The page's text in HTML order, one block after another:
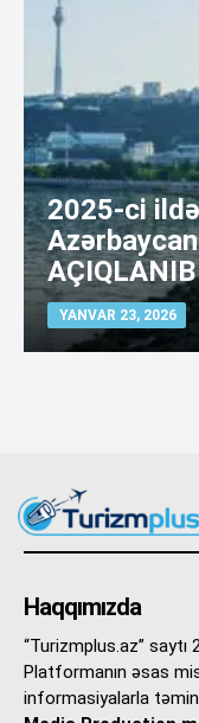
2025-ci
AÇIQLANIB
YANVAR 23, 2026
Haqqımızda
“Turizmplus.az”
Platformanın əsas
informasiyalarla